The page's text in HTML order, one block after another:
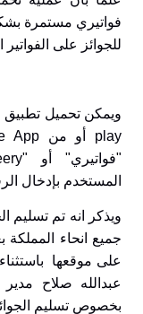
فواتيري مستمرة
للجوائز على
ويمكن تحميل تطبيق
play أو من Store App
"فواتيري" أو "
المستخدم بإدخال
ويذكر انه تم تسليم
جميع انحاء المملكة
على موقعها
بخصوص تسليم